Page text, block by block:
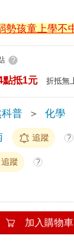
孩童上學不
?
點抵1元 折抵無
科普 ＞ 化學
追蹤 ?
追蹤 ?
加入購物車